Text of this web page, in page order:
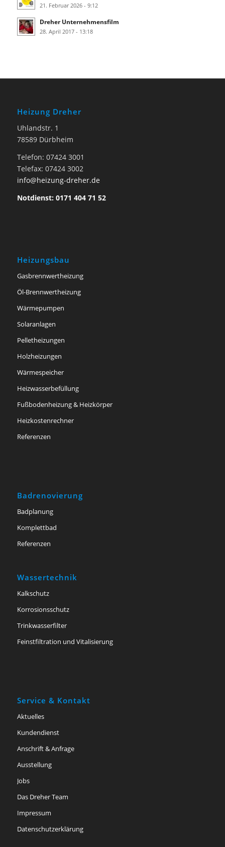
21. Februar 2026 - 9:12
Dreher Unternehmensfilm
28. April 2017 - 13:18
Heizung Dreher
Uhlandstr. 1
78589 Dürbheim
Telefon: 07424 3001
Telefax: 07424 3002
info@heizung-dreher.de
Notdienst: 0171 404 71 52
Heizungsbau
Gasbrennwertheizung
Öl-Brennwertheizung
Wärmepumpen
Solaranlagen
Pelletheizungen
Holzheizungen
Wärmespeicher
Heizwasserbefüllung
Fußbodenheizung & Heizkörper
Heizkostenrechner
Referenzen
Badrenovierung
Badplanung
Komplettbad
Referenzen
Wassertechnik
Kalkschutz
Korrosionsschutz
Trinkwasserfilter
Feinstfiltration und Vitalisierung
Service & Kontakt
Aktuelles
Kundendienst
Anschrift & Anfrage
Ausstellung
Jobs
Das Dreher Team
Impressum
Datenschutzerklärung